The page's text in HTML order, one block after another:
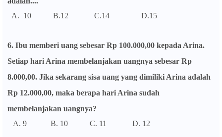
A. 10 B.12 C.14 D.15
6. Ibu memberi uang sebesar Rp 100.000,00 kepada Arina.
Setiap hari Arina membelanjakan uangnya sebesar Rp
8.000,00. Jika sekarang sisa uang yang dimiliki Arina adalah
Rp 12.000,00, maka berapa hari Arina sudah
membelanjakan uangnya?
A. 9 B. 10 C. 11 D. 12